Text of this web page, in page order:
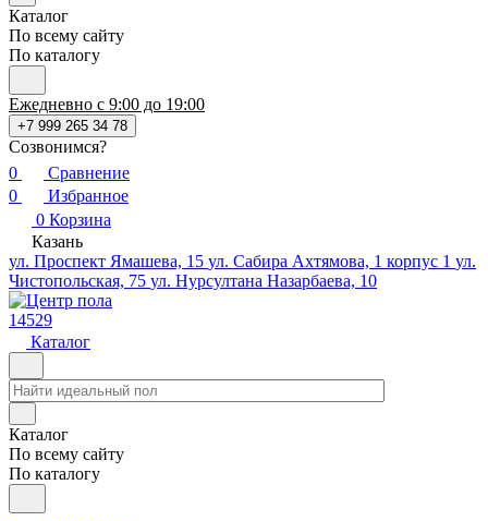
Каталог
По всему сайту
По каталогу
Ежедневно с 9:00 до 19:00
+7 999 265 34 78
Созвонимся?
0
Сравнение
0
Избранное
0 Корзина
Казань
ул. Проспект Ямашева, 15 ул. Сабира Ахтямова, 1 корпус 1 ул.
Чистопольская, 75 ул. Нурсултана Назарбаева, 10
14529
Каталог
Каталог
По всему сайту
По каталогу